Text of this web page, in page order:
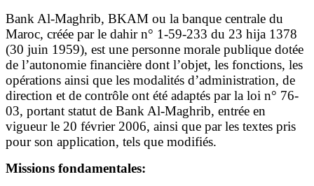
Bank Al-Maghrib, BKAM ou la banque centrale du
Maroc, créée par le dahir n° 1-59-233 du 23 hija 1378
(30 juin 1959), est une personne morale publique dotée
de l’autonomie financière dont l’objet, les fonctions, les
opérations ainsi que les modalités d’administration, de
direction et de contrôle ont été adaptés par la loi n° 76-
03, portant statut de Bank Al-Maghrib, entrée en
vigueur le 20 février 2006, ainsi que par les textes pris
pour son application, tels que modifiés.
Missions fondamentales: